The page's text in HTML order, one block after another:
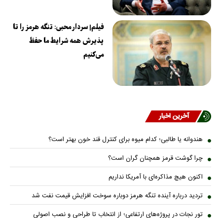
فیلم| سردار محبی: تنگه هرمز را تا
پذیرش همه شرایط ما حفظ
می‌کنیم
آخرین اخبار
هندوانه یا طالبی؛ کدام میوه برای کنترل قند خون بهتر است؟
چرا گوشت قرمز همچنان گران است؟
اکنون هیچ مذاکره‌ای با آمریکا نداریم
تردید درباره آینده تنگه هرمز دوباره سوخت افزایش قیمت نفت شد
تور نجات در پروژه‌های ارتفاعی؛ از انتخاب تا طراحی و نصب اصولی